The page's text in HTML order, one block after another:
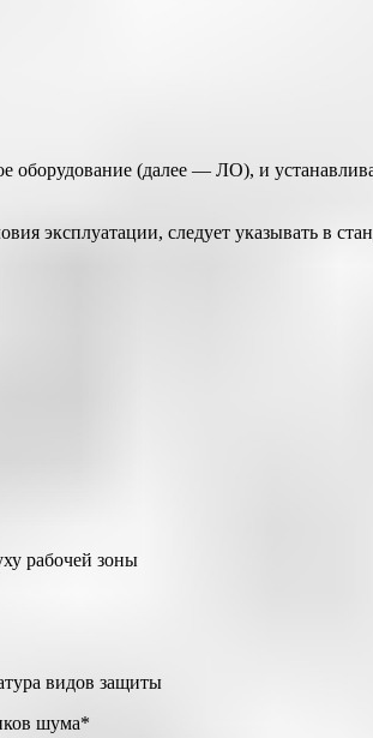
(далее — ЛО), и
эксплуатации, следует указывать в
рабочей зоны
видов защиты
шума*